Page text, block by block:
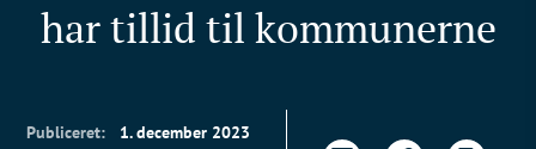
har tillid til kommunerne
Publiceret:
1. december 2023